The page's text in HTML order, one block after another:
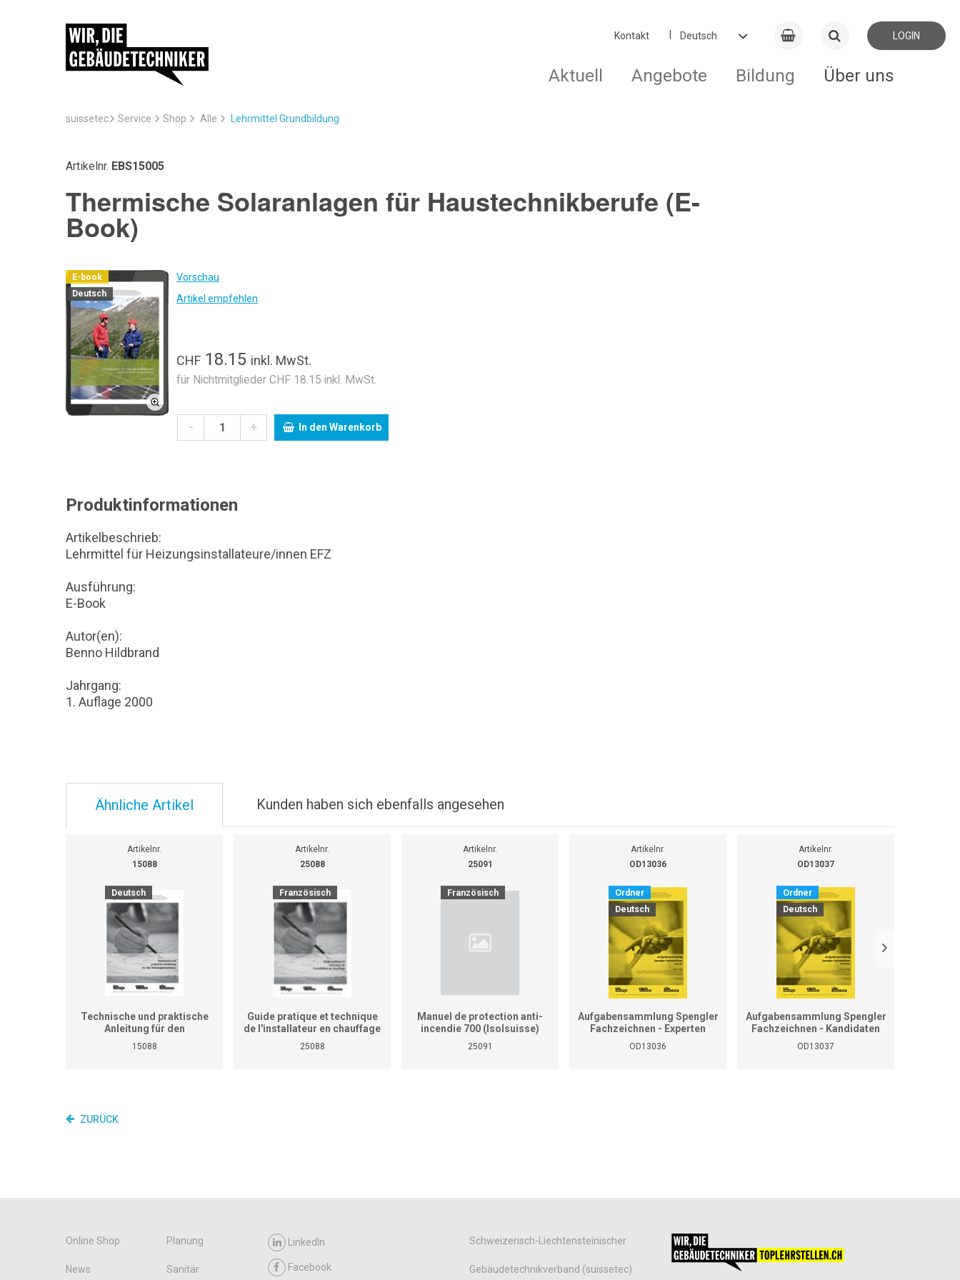
Kontakt LOGIN
Aktuell Angebote Bildung Über uns
suissetec Service Shop Alle Lehrmittel Grundbildung
Artikelnr. EBS15005
Thermische Solaranlagen für Haustechnikberufe (E-
Book)
E-book
Deutsch
Vorschau
Artikel empfehlen
CHF 18.15 inkl. MwSt.
für Nichtmitglieder CHF 18.15 inkl. MwSt.
- + In den Warenkorb
Produktinformationen
Artikelbeschrieb:
Lehrmittel für Heizungsinstallateure/innen EFZ
Ausführung:
E-Book
Autor(en):
Benno Hildbrand
Jahrgang:
1. Auflage 2000
Ähnliche Artikel Kunden haben sich ebenfalls angesehen
Artikelnr.
15088
Deutsch
Technische und praktische
Anleitung für den
Heizungsinstallateur (ersetzt
nicht den praktischen
15088
Artikelnr.
25088
Französisch
Guide pratique et technique
de l'installateur en chauffage
(Ne remplace pas le manuel
de travaux pratiques pour
25088
Artikelnr.
25091
Französisch
Manuel de protection anti-
incendie 700 (Isolsuisse)
25091
Artikelnr.
OD13036
Ordner
Deutsch
Aufgabensammlung Spengler
Fachzeichnen - Experten
OD13036
Artikelnr.
OD13037
Ordner
Deutsch
Aufgabensammlung Spengler
Fachzeichnen - Kandidaten
OD13037
ZURÜCK
Online Shop Planung
News Sanitär
LinkedIn
Facebook
Schweizerisch-Liechtensteinischer
Gebäudetechnikverband (suissetec)